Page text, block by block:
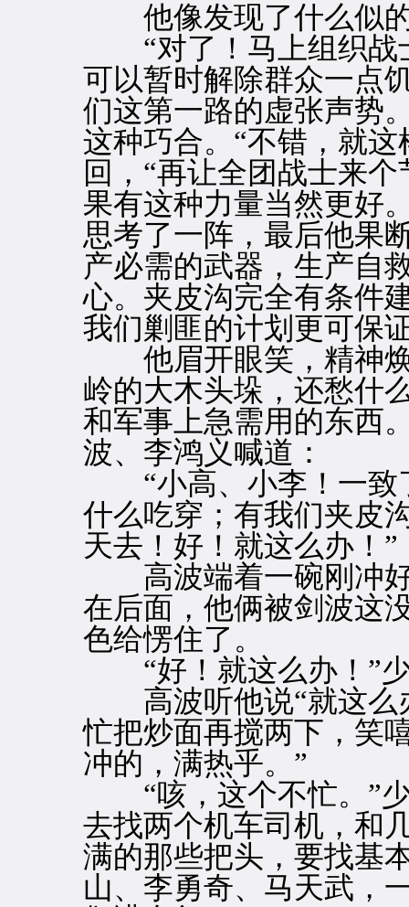
他像发现了什么似的
“对了！马上组织战
可以暂时解除群众一点
们这第一路的虚张声势
这种巧合。“不错，就
回，“再让全团战士来
果有这种力量当然更好
思考了一阵，最后他果
产必需的武器，生产自
心。夹皮沟完全有条件
我们剿匪的计划更可保
他眉开眼笑，精神焕
岭的大木头垛，还愁什
和军事上急需用的东西
波、李鸿义喊道：
“小高、小李！一致
什么吃穿；有我们夹皮
天去！好！就这么办！”
高波端着一碗刚冲好
在后面，他俩被剑波这
色给愣住了。
“好！就这么办！”少
高波听他说“就这么
忙把炒面再搅两下，笑
冲的，满热乎。”
“咳，这个不忙。”少
去找两个机车司机，和
满的那些把头，要找基
山、李勇奇、马天武，